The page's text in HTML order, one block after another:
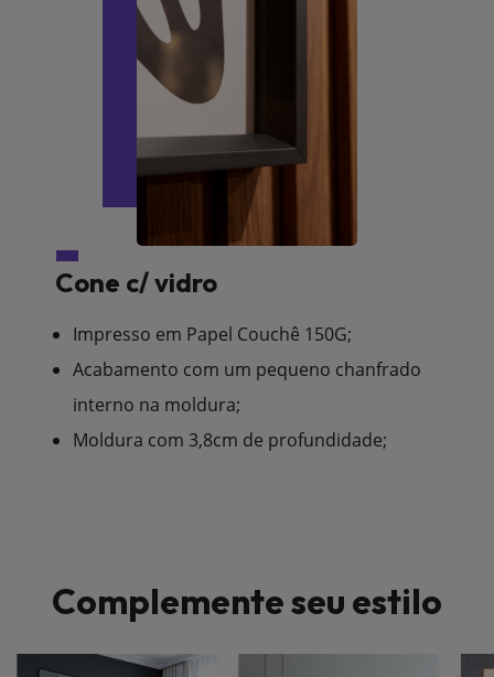
Cone c/ vidro
Impresso em Papel Couchê 150G;
Acabamento com um pequeno chanfrado
interno na moldura;
Moldura com 3,8cm de profundidade;
Complemente seu estilo